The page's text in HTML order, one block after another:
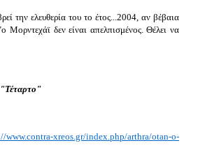
την ελευθερία του το έτος...2004, αν βέβαια
δεν είναι απελπισμένος. Θέλει να
"Τέταρτο"
www.contra-xreos.gr/index.php/arthra/otan-o-